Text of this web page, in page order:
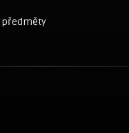
předměty